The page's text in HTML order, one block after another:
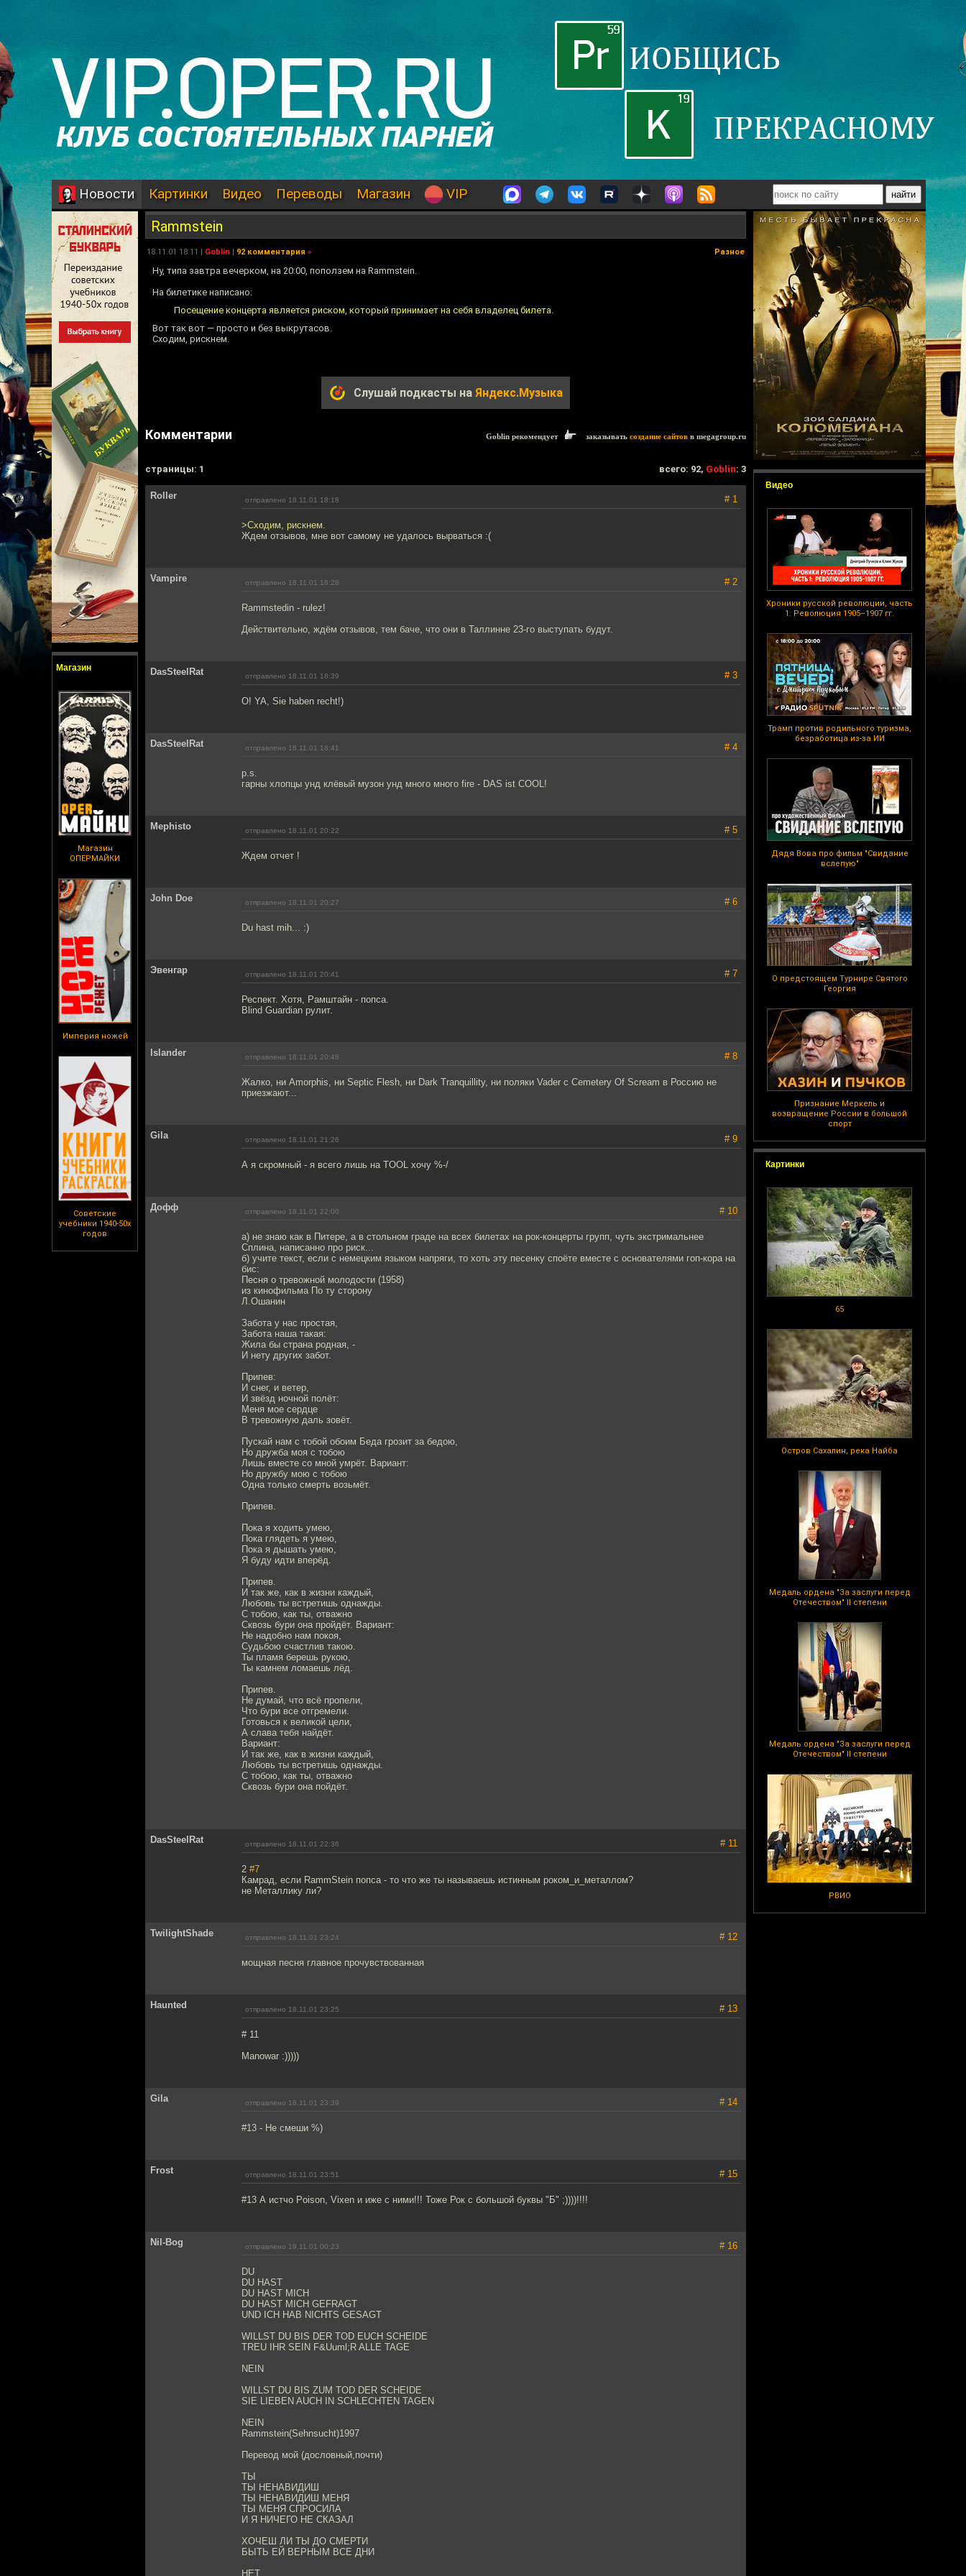
Новости Картинки Видео Переводы Магазин VIP
Магазин
Магазин
ОПЕРМАЙКИ
Империя ножей
Советские
учебники 1940-50х
годов
Видео
Хроники русской революции, часть
1: Революция 1905–1907 гг.
Трамп против родильного туризма,
безработица из-за ИИ
Дядя Вова про фильм "Свидание
вслепую"
О предстоящем Турнире Святого
Георгия
Признание Меркель и
возвращение России в большой
спорт
Картинки
65
Остров Сахалин, река Найба
Медаль ордена "За заслуги перед
Отечеством" II степени
Медаль ордена "За заслуги перед
Отечеством" II степени
РВИО
Rammstein
18.11.01 18:11 | Goblin | 92 комментария » Разное
Ну, типа завтра вечерком, на 20:00, поползем на Rammstein.
На билетике написано:
Посещение концерта является риском, который принимает на себя владелец билета.
Вот так вот — просто и без выкрутасов.
Сходим, рискнем.
Слушай подкасты на Яндекс.Музыка
Комментарии Goblin рекомендует заказывать создание сайтов в megagroup.ru
cтраницы: 1 всего: 92, Goblin: 3
Roller отправлено 18.11.01 18:18 # 1
>Сходим, рискнем.
Ждем отзывов, мне вот самому не удалось вырваться :(
Vampire отправлено 18.11.01 18:28 # 2
Rammstedin - rulez!
Действительно, ждём отзывов, тем баче, что они в Таллинне 23-го выступать будут.
DasSteelRat отправлено 18.11.01 18:39 # 3
O! YA, Sie haben recht!)
DasSteelRat отправлено 18.11.01 18:41 # 4
p.s.
гарны хлопцы унд клёвый музон унд много много fire - DAS ist COOL!
Mephisto отправлено 18.11.01 20:22 # 5
Ждем отчет !
John Doe отправлено 18.11.01 20:27 # 6
Du hast mih... :)
Эвенгар отправлено 18.11.01 20:41 # 7
Респект. Хотя, Рамштайн - попса.
Blind Guardian рулит.
Islander отправлено 18.11.01 20:48 # 8
Жалко, ни Amorphis, ни Septic Flesh, ни Dark Tranquillity, ни поляки Vader с Cemetery Of Scream в Россию не
приезжают...
Gila отправлено 18.11.01 21:26 # 9
А я скромный - я всего лишь на TOOL хочу %-/
Дофф отправлено 18.11.01 22:00 # 10
а) не знаю как в Питере, а в стольном граде на всех билетах на рок-концерты групп, чуть экстримальнее
Сплина, написанно про риск...
б) учите текст, если с немецким языком напряги, то хоть эту песенку споёте вместе с основателями гоп-кора на
бис:
Песня о тревожной молодости (1958)
из кинофильма По ту сторону
Л.Ошанин
Забота у нас простая,
Забота наша такая:
Жила бы страна родная, -
И нету других забот.
Припев:
И снег, и ветер,
И звёзд ночной полёт:
Меня мое сердце
В тревожную даль зовёт.
Пускай нам с тобой обоим Беда грозит за бедою,
Но дружба моя с тобою
Лишь вместе со мной умрёт. Вариант:
Но дружбу мою с тобою
Одна только смерть возьмёт.
Припев.
Пока я ходить умею,
Пока глядеть я умею,
Пока я дышать умею,
Я буду идти вперёд.
Припев.
И так же, как в жизни каждый,
Любовь ты встретишь однажды.
С тобою, как ты, отважно
Сквозь бури она пройдёт. Вариант:
Не надобно нам покоя,
Судьбою счастлив такою.
Ты пламя берешь рукою,
Ты камнем ломаешь лёд.
Припев.
Не думай, что всё пропели,
Что бури все отгремели.
Готовься к великой цели,
А слава тебя найдёт.
Вариант:
И так же, как в жизни каждый,
Любовь ты встретишь однажды.
С тобою, как ты, отважно
Сквозь бури она пойдёт.
DasSteelRat отправлено 18.11.01 22:36 # 11
2 #7
Камрад, если RammStein попса - то что же ты называешь истинным роком_и_металлом?
не Металлику ли?
TwilightShade отправлено 18.11.01 23:24 # 12
мощная песня главное прочувствованная
Haunted отправлено 18.11.01 23:25 # 13
# 11
Manowar :)))))
Gila отправлено 18.11.01 23:39 # 14
#13 - Не смеши %)
Frost отправлено 18.11.01 23:51 # 15
#13 А истчо Poison, Vixen и иже с ними!!! Тоже Рок с большой буквы "Б" ;))))!!!!
Nil-Bog отправлено 19.11.01 00:23 # 16
DU
DU HAST
DU HAST MICH
DU HAST MICH GEFRAGT
UND ICH HAB NICHTS GESAGT
WILLST DU BIS DER TOD EUCH SCHEIDE
TREU IHR SEIN F&Uuml;R ALLE TAGE
NEIN
WILLST DU BIS ZUM TOD DER SCHEIDE
SIE LIEBEN AUCH IN SCHLECHTEN TAGEN
NEIN
Rammstein(Sehnsucht)1997
Перевод мой (дословный,почти)
ТЫ
ТЫ НЕНАВИДИШ
ТЫ НЕНАВИДИШ МЕНЯ
ТЫ МЕНЯ СПРОСИЛА
И Я НИЧЕГО НЕ СКАЗАЛ
ХОЧЕШ ЛИ ТЫ ДО СМЕРТИ
БЫТЬ ЕЙ ВЕРНЫМ ВСЕ ДНИ
НЕТ